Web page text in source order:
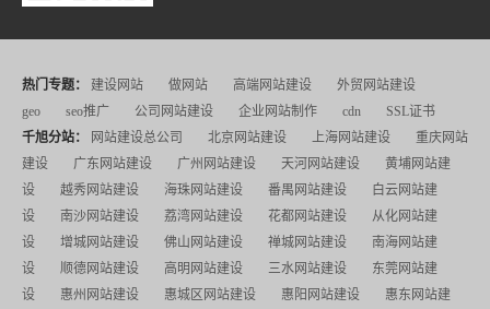
热门专题： 建设网站 做网站 高端网站建设
外贸网站建设
geo
seo推广 公司网站建设 企业网站制作 cdn
SSL证书
千旭分站：
网站建设总公司 北京网站建设 上海网站建设
重庆网站
建设
广东网站建设 广州网站建设 天河网站建设
黄埔网站建
设
越秀网站建设 海珠网站建设 番禺网站建设
白云网站建
设
南沙网站建设 荔湾网站建设 花都网站建设
从化网站建
设
增城网站建设 佛山网站建设 禅城网站建设
南海网站建
设
顺德网站建设 高明网站建设 三水网站建设
东莞网站建
设
惠州网站建设 惠城区网站建设 惠阳网站建设
惠东网站建